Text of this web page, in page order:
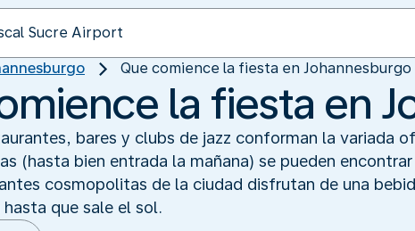
Que comience la fiesta en Johannesburgo
la fiesta en
bares y clubs de jazz conforman la variada
(hasta bien entrada la mañana) se pueden
cosmopolitas de la ciudad disfrutan de una
que sale el sol.